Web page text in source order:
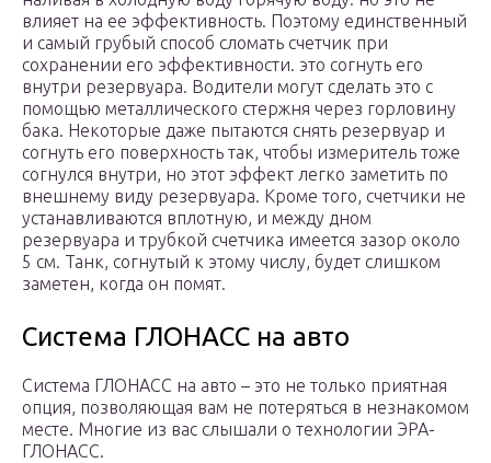
влияет на ее эффективность. Поэтому единственный
и самый грубый способ сломать счетчик при
сохранении его эффективности. это согнуть его
внутри резервуара. Водители могут сделать это с
помощью металлического стержня через горловину
бака. Некоторые даже пытаются снять резервуар и
согнуть его поверхность так, чтобы измеритель тоже
согнулся внутри, но этот эффект легко заметить по
внешнему виду резервуара. Кроме того, счетчики не
устанавливаются вплотную, и между дном
резервуара и трубкой счетчика имеется зазор около
5 см. Танк, согнутый к этому числу, будет слишком
заметен, когда он помят.
Система ГЛОНАСС на авто
Система ГЛОНАСС на авто – это не только приятная
опция, позволяющая вам не потеряться в незнакомом
месте. Многие из вас слышали о технологии ЭРА-
ГЛОНАСС.